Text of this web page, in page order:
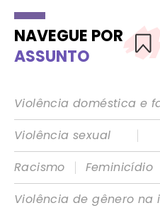
NAVEGUE POR
ASSUNTO
Violência doméstica e
Violência sexual
|
Racismo
| Feminicídio
Violência de gênero na